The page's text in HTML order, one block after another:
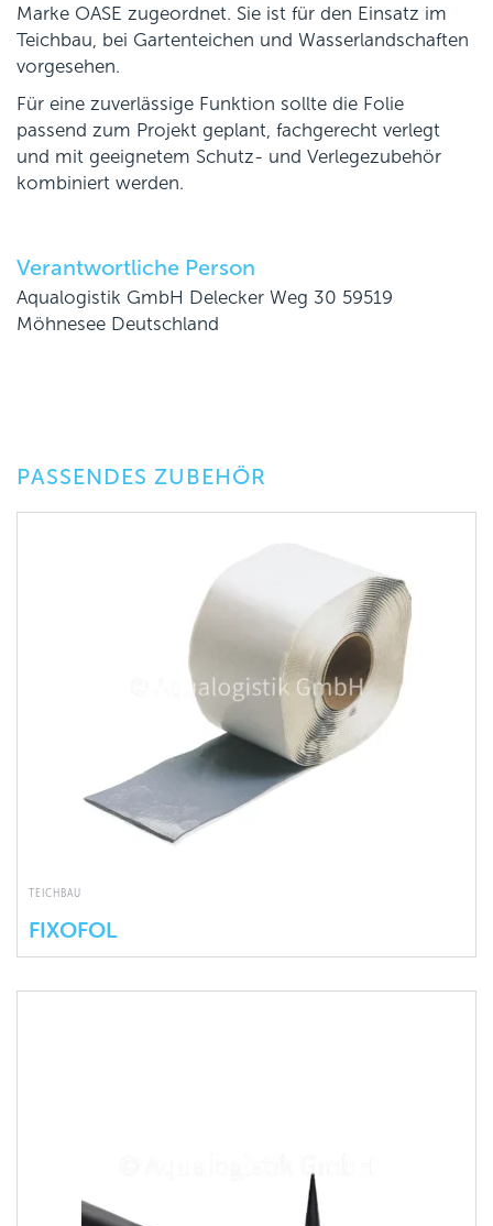
Marke OASE zugeordnet. Sie ist für den Einsatz im
Teichbau, bei Gartenteichen und Wasserlandschaften
vorgesehen.
Für eine zuverlässige Funktion sollte die Folie
passend zum Projekt geplant, fachgerecht verlegt
und mit geeignetem Schutz- und Verlegezubehör
kombiniert werden.
Verantwortliche Person
Aqualogistik GmbH Delecker Weg 30 59519
Möhnesee Deutschland
PASSENDES ZUBEHÖR
TEICHBAU
FIXOFOL